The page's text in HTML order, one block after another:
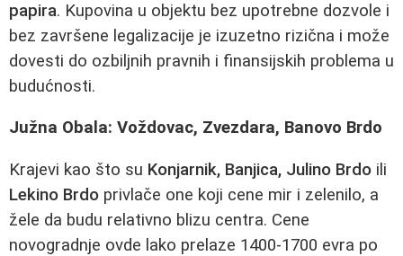
papira. Kupovina u objektu bez upotrebne dozvole i
bez završene legalizacije je izuzetno rizična i može
dovesti do ozbiljnih pravnih i finansijskih problema u
budućnosti.
Južna Obala: Voždovac, Zvezdara, Banovo Brdo
Krajevi kao što su Konjarnik, Banjica, Julino Brdo ili
Lekino Brdo privlače one koji cene mir i zelenilo, a
žele da budu relativno blizu centra. Cene
novogradnje ovde lako prelaze 1400-1700 evra po